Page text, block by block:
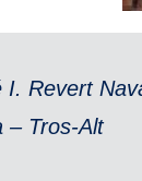
I. Revert
– Tros-Alt